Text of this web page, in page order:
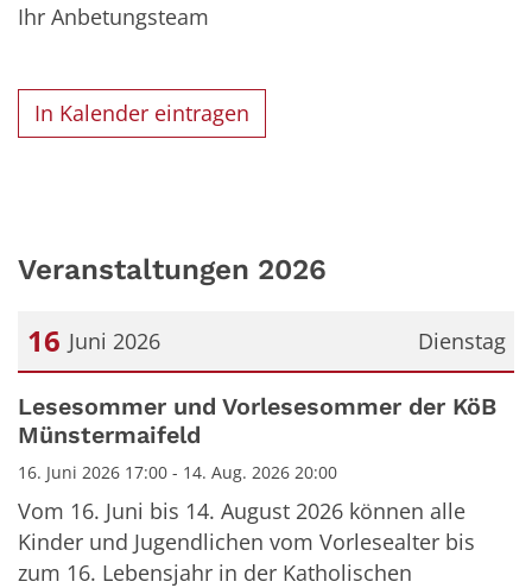
Ihr Anbetungsteam
In Kalender eintragen
Veranstaltungen 2026
Dienstag
16 Juni 2026
Datum: 16. Juni 2026
Lesesommer und Vorlesesommer der KöB
Münstermaifeld
16. Juni 2026 17:00 - 14. Aug. 2026 20:00
Vom 16. Juni bis 14. August 2026 können alle
Kinder und Jugendlichen vom Vorlesealter bis
zum 16. Lebensjahr in der Katholischen